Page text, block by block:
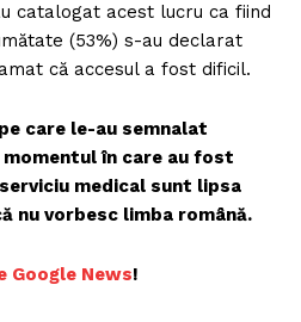
catalogat acest lucru ca fiind
(53%) s-au declarat
că accesul a fost dificil.
care le-au semnalat
în care au fost
medical sunt lipsa
nu vorbesc limba română.
Google News!